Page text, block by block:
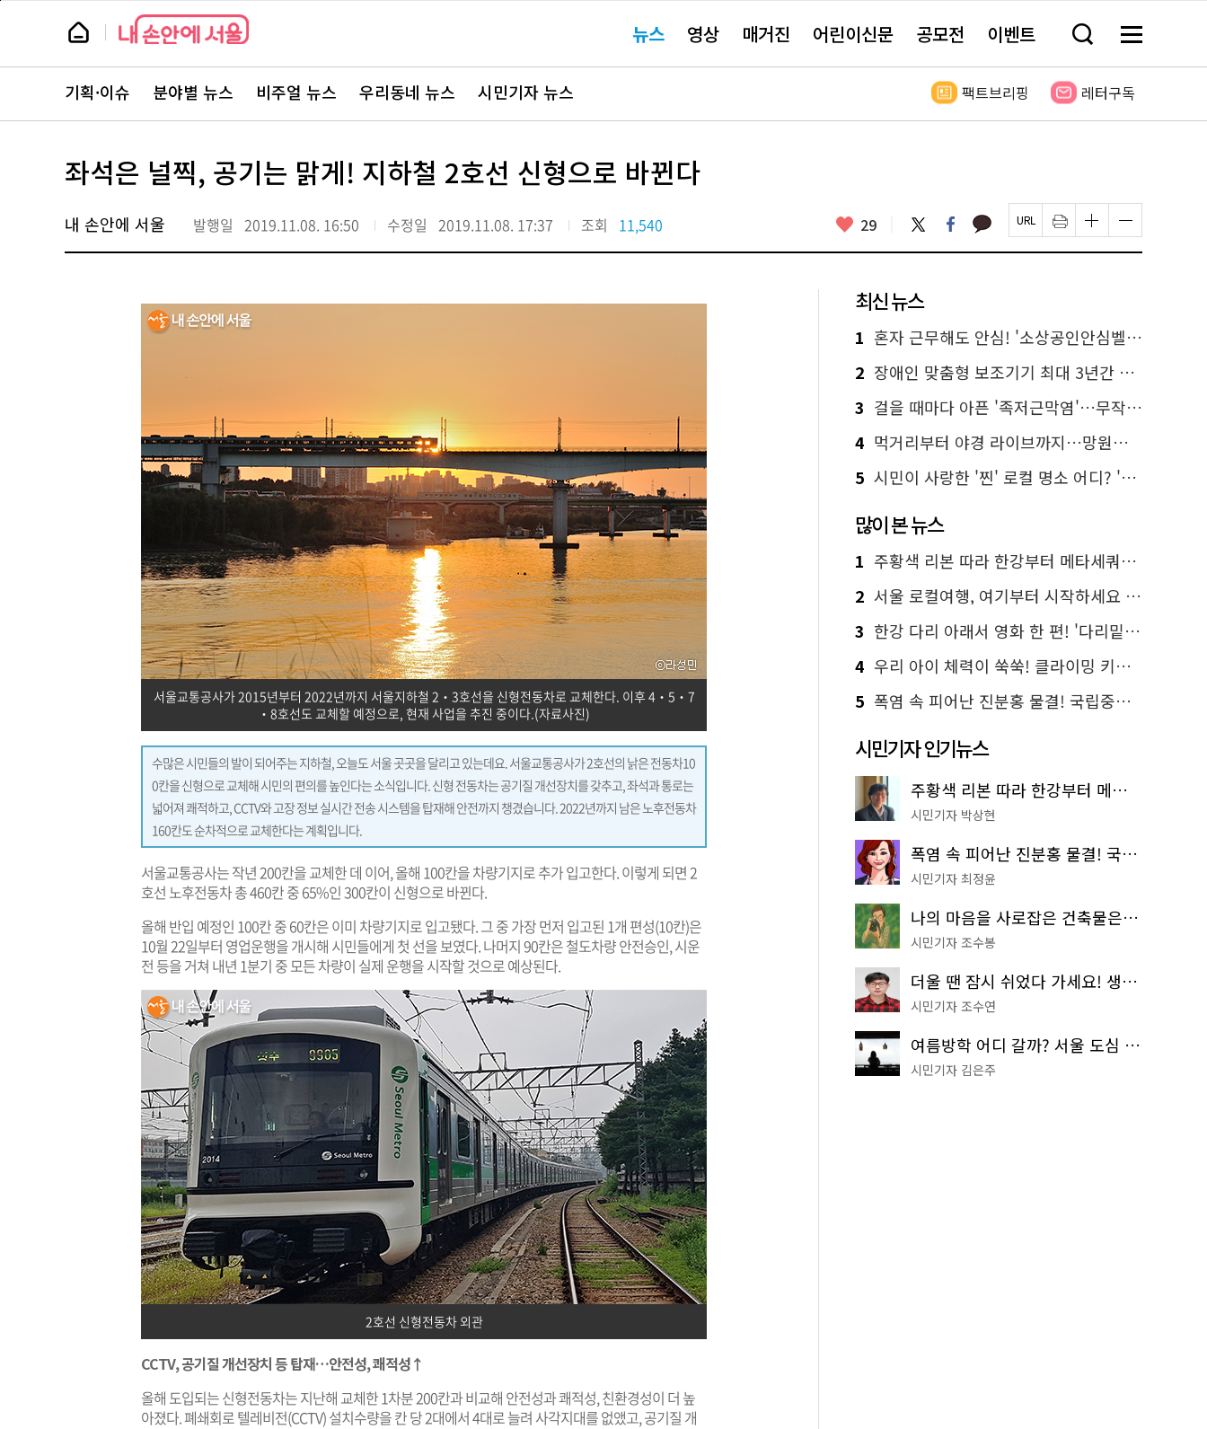
본
뉴
스 요뉴스 영상 매거진 어린이신문 공모전 이벤트 검
창
기
메
전
보
뉴
스
주
서
바
로
기획·이슈 분야별 뉴스 비주얼 뉴스 우리동네 뉴스 시민기자 뉴스 팩트브리핑 레터구독
좌석은 널찍, 공기는 맑게! 지하철 2호선 신형으로 바뀐다
내 손안에 서울 발행일 2019.11.08. 16:50 수정일 2019.11.08. 17:37 조회 11,540 좋
요
29 트
위
터
페
이
스
카
카 페
이
지
인
쇄
하
글
자
크
하
기
글
자
크
하
기
서울교통공사가 2015년부터 2022년까지 서울지하철 2‧3호선을 신형전동차로 교체한다. 이후 4‧5‧7
‧8호선도 교체할 예정으로, 현재 사업을 추진 중이다.(자료사진)
수많은 시민들의 발이 되어주는 지하철, 오늘도 서울 곳곳을 달리고 있는데요. 서울교통공사가 2호선의 낡은 전동차10
0칸을 신형으로 교체해 시민의 편의를 높인다는 소식입니다. 신형 전동차는 공기질 개선장치를 갖추고, 좌석과 통로는
넓어져 쾌적하고, CCTV와 고장 정보 실시간 전송 시스템을 탑재해 안전까지 챙겼습니다. 2022년까지 남은 노후전동차
160칸도 순차적으로 교체한다는 계획입니다.
서울교통공사는 작년 200칸을 교체한 데 이어, 올해 100칸을 차량기지로 추가 입고한다. 이렇게 되면 2
호선 노후전동차 총 460칸 중 65%인 300칸이 신형으로 바뀐다.
올해 반입 예정인 100칸 중 60칸은 이미 차량기지로 입고됐다. 그 중 가장 먼저 입고된 1개 편성(10칸)은
10월 22일부터 영업운행을 개시해 시민들에게 첫 선을 보였다. 나머지 90칸은 철도차량 안전승인, 시운
전 등을 거쳐 내년 1분기 중 모든 차량이 실제 운행을 시작할 것으로 예상된다.
2호선 신형전동차 외관
CCTV, 공기질 개선장치 등 탑재…안전성, 쾌적성↑
올해 도입되는 신형전동차는 지난해 교체한 1차분 200칸과 비교해 안전성과 쾌적성, 친환경성이 더 높
아졌다. 폐쇄회로 텔레비전(CCTV) 설치수량을 칸 당 2대에서 4대로 늘려 사각지대를 없앴고, 공기질 개
최신 뉴스
1 혼자 근무해도 안심! '소상공인안심벨' 신청하세요
2 장애인 맞춤형 보조기기 최대 3년간 무상 대여…삶의 질 높인다
3 걸을 때마다 아픈 '족저근막염'…무작정 참지 말고 '이것' 해보세요!
4 먹거리부터 야경 라이브까지…망원한강공원 알짜 코스
5 시민이 사랑한 '찐' 로컬 명소 어디? '서울에디션25' 추천 코스
많이 본 뉴스
1 주황색 리본 따라 한강부터 메타세쿼이아 숲길까지…서울둘레길 15코스
2 서울 로컬여행, 여기부터 시작하세요 '서울에디션25'
3 한강 다리 아래서 영화 한 편! '다리밑 영화관' 무료 상영
4 우리 아이 체력이 쑥쑥! 클라이밍 키즈카페·어린이 체력장
5 폭염 속 피어난 진분홍 물결! 국립중앙박물관 배롱나무 명소
시민기자 인기뉴스
주황색 리본 따라 한강부터 메타세쿼이아 숲길까지…서울둘레길 15코스
시민기자 박상현
폭염 속 피어난 진분홍 물결! 국립중앙박물관 배롱나무 명소
시민기자 최정윤
나의 마음을 사로잡은 건축물은? '서울시 건축상' 수상작 공개!
시민기자 조수봉
더울 땐 잠시 쉬었다 가세요! 생수 냉장고부터 해피소·무더위쉼터까지
시민기자 조수연
여름방학 어디 갈까? 서울 도심 무료 실내 여행 코스 추천
시민기자 김은주
페